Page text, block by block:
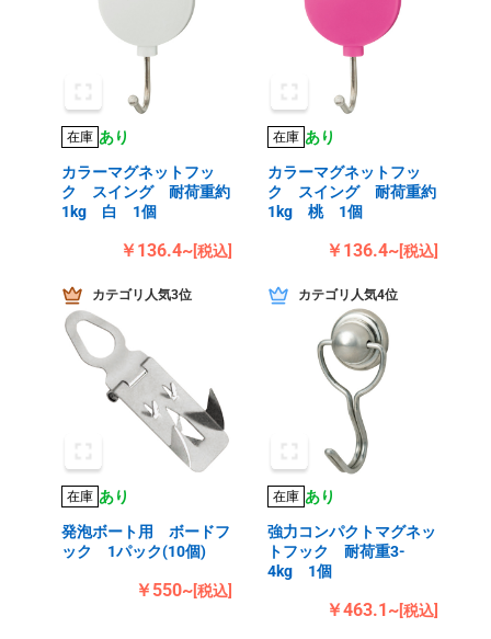
在庫 あり
カラーマグネットフッ
ク スイング 耐荷重約
1kg 白 1個
￥136.4~[税込]
在庫 あり
カラーマグネットフッ
ク スイング 耐荷重約
1kg 桃 1個
￥136.4~[税込]
カテゴリ人気3位
在庫 あり
発泡ボート用 ボードフ
ック 1パック(10個)
￥550~[税込]
カテゴリ人気4位
在庫 あり
強力コンパクトマグネッ
トフック 耐荷重3-
4kg 1個
￥463.1~[税込]